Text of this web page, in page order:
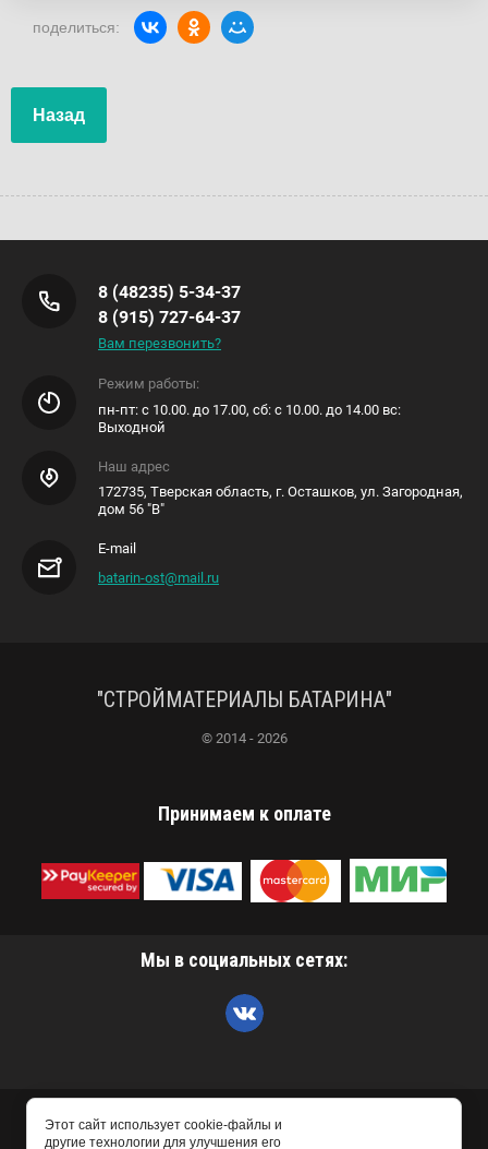
поделиться:
Назад
8 (48235) 5-34-37
8 (915) 727-64-37
Вам перезвонить?
Режим работы:
пн-пт: с 10.00. до 17.00, сб: с 10.00. до 14.00 вс:
Выходной
Наш адрес
172735, Тверская область, г. Осташков, ул. Загородная,
дом 56 "В"
E-mail
batarin-ost@mail.ru
"СТРОЙМАТЕРИАЛЫ БАТАРИНА"
© 2014 - 2026
Принимаем к оплате
Мы в социальных сетях:
Этот сайт использует cookie-файлы и
другие технологии для улучшения его